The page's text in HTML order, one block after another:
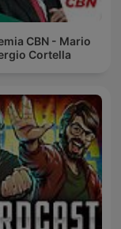
CBN - Mario
Cortella